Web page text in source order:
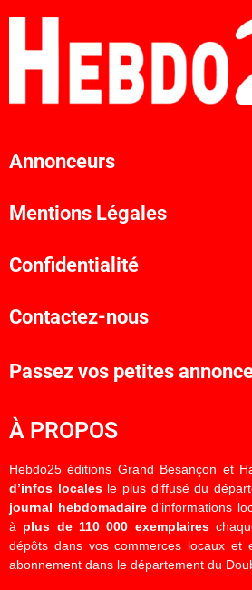
Annonceurs
Mentions Légales
Confidentialité
Contactez-nous
Passez vos petites
À PROPOS
Hebdo25 éditions Grand Besançon et
d’infos localesle plus diffusé du
journal hebdomadaired’informations
à plus de 110 000 exemplaires
dépôts dans vos commerces locaux et
abonnement dans le département du